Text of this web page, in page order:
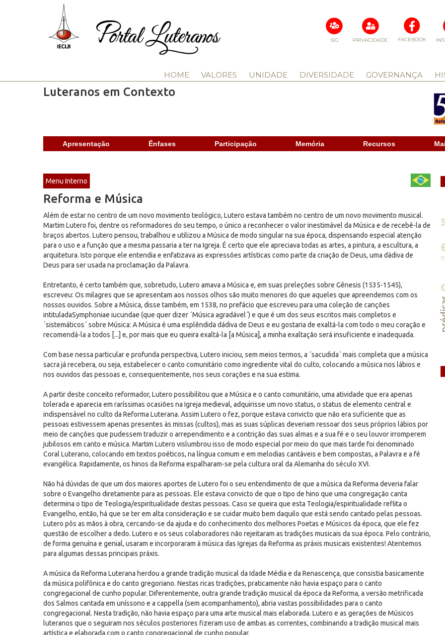
FACEBOOK
PRIVACIDADE
SIG
HOME VALORES UNIDADE DIVERSIDADE GOVERNANÇA
Luteranos em Contexto
Apresentação Ênfases Participação Memória Recursos
Menu Interno
Reforma e Música
Além de estar no centro de um novo movimento teológico, Lutero estava também no centro de um novo movimento musical.
Martim Lutero foi, dentre os reformadores do seu tempo, o único a reconhecer o valor inestimável da Música e de recebê-la de
braços abertos. Lutero pensou, trabalhou e utilizou a Música de modo singular na sua época, dispensando especial atenção
para o uso e a função que a mesma passaria a ter na Igreja. É certo que ele apreciava todas as artes, a pintura, a escultura, a
arquitetura. Isto porque ele entendia e enfatizava as expressões artísticas como parte da criação de Deus, uma dádiva de
Deus para ser usada na proclamação da Palavra.
Entretanto, é certo também que, sobretudo, Lutero amava a Música e, em suas preleções sobre Gênesis (1535-1545),
escreveu: Os milagres que se apresentam aos nossos olhos são muito menores do que aqueles que apreendemos com os
nossos ouvidos. Sobre a Música, disse também, em 1538, no prefácio que escreveu para uma coleção de canções
intituladaSymphoniae iucundae (que quer dizer ´Música agradável´) e que é um dos seus escritos mais completos e
´sistemáticos´ sobre Música: A Música é uma esplêndida dádiva de Deus e eu gostaria de exaltá-la com todo o meu coração e
recomendá-la a todos [...] e, por mais que eu queira exaltá-la [a Música], a minha exaltação será insuficiente e inadequada.
Com base nessa particular e profunda perspectiva, Lutero iniciou, sem meios termos, a ´sacudida´ mais completa que a música
sacra já recebera, ou seja, estabelecer o canto comunitário como ingrediente vital do culto, colocando a música nos lábios e
nos ouvidos das pessoas e, consequentemente, nos seus corações e na sua estima.
A partir deste conceito reformador, Lutero possibilitou que a Música e o canto comunitário, uma atividade que era apenas
tolerada e aparecia em raríssimas ocasiões na Igreja medieval, adquirisse um novo status, o status de elemento central e
indispensável no culto da Reforma Luterana. Assim Lutero o fez, porque estava convicto que não era suficiente que as
pessoas estivessem apenas presentes às missas (cultos), mas as suas súplicas deveriam ressoar dos seus próprios lábios por
meio de canções que pudessem traduzir o arrependimento e a contrição das suas almas e a sua fé e o seu louvor irromperem
jubilosos em canto e música. Martim Lutero vislumbrou isso de modo especial por meio do que mais tarde foi denominado
Coral Luterano, colocando em textos poéticos, na língua comum e em melodias cantáveis e bem compostas, a Palavra e a fé
evangélica. Rapidamente, os hinos da Reforma espalharam-se pela cultura oral da Alemanha do século XVI.
Não há dúvidas de que um dos maiores aportes de Lutero foi o seu entendimento de que a música da Reforma deveria falar
sobre o Evangelho diretamente para as pessoas. Ele estava convicto de que o tipo de hino que uma congregação canta
determina o tipo de Teologia/espiritualidade destas pessoas. Caso se queira que esta Teologia/espiritualidade reflita o
Evangelho, então, há que se ter em alta consideração e se cuidar muito bem daquilo que está sendo cantado pelas pessoas.
Lutero pôs as mãos à obra, cercando-se da ajuda e do conhecimento dos melhores Poetas e Músicos da época, que ele fez
questão de escolher a dedo. Lutero e os seus colaboradores não rejeitaram as tradições musicais da sua época. Pelo contrário,
de forma genuína e genial, usaram e incorporaram à música das Igrejas da Reforma as práxis musicais existentes! Atentemos
para algumas dessas principais práxis.
A música da Reforma Luterana herdou a grande tradição musical da Idade Média e da Renascença, que consistia basicamente
da música polifônica e do canto gregoriano. Nestas ricas tradições, praticamente não havia espaço para o canto
congregacional de cunho popular. Diferentemente, outra grande tradição musical da época da Reforma, a versão metrificada
dos Salmos cantada em uníssono e a cappella (sem acompanhamento), abria vastas possibilidades para o canto
congregacional. Nesta tradição, não havia espaço para uma arte musical mais elaborada. Lutero e as gerações de Músicos
luteranos que o seguiram nos séculos posteriores fizeram uso de ambas as correntes, combinando a tradição musical mais
artística e elaborada com o canto congregacional de cunho popular.